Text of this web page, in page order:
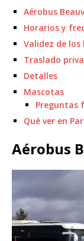
Aérobus
Horarios y
Validez de los
Traslado
Detalles
Mascotas
Preguntas
Qué ver en
Aérobus